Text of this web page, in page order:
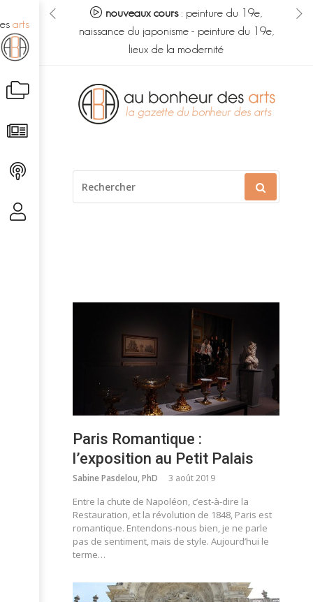
des arts :
savoir
nouveaux cours: peinture du 19e,
naissance du japonisme- peinture du 19e,
lieux de la modernité
arts
au
contenu
POUR
:
Paris Romantique :
l’exposition au Petit Palais
Sabine Pasdelou, PhD 3 août 2019
Entre la chute de Napoléon, c’est-à-dire la
Restauration, et la révolution de 1848, Paris est
romantique. Entendons-nous bien, je ne parle
pas de sentiment, mais de style. Aujourd’hui le
terme…